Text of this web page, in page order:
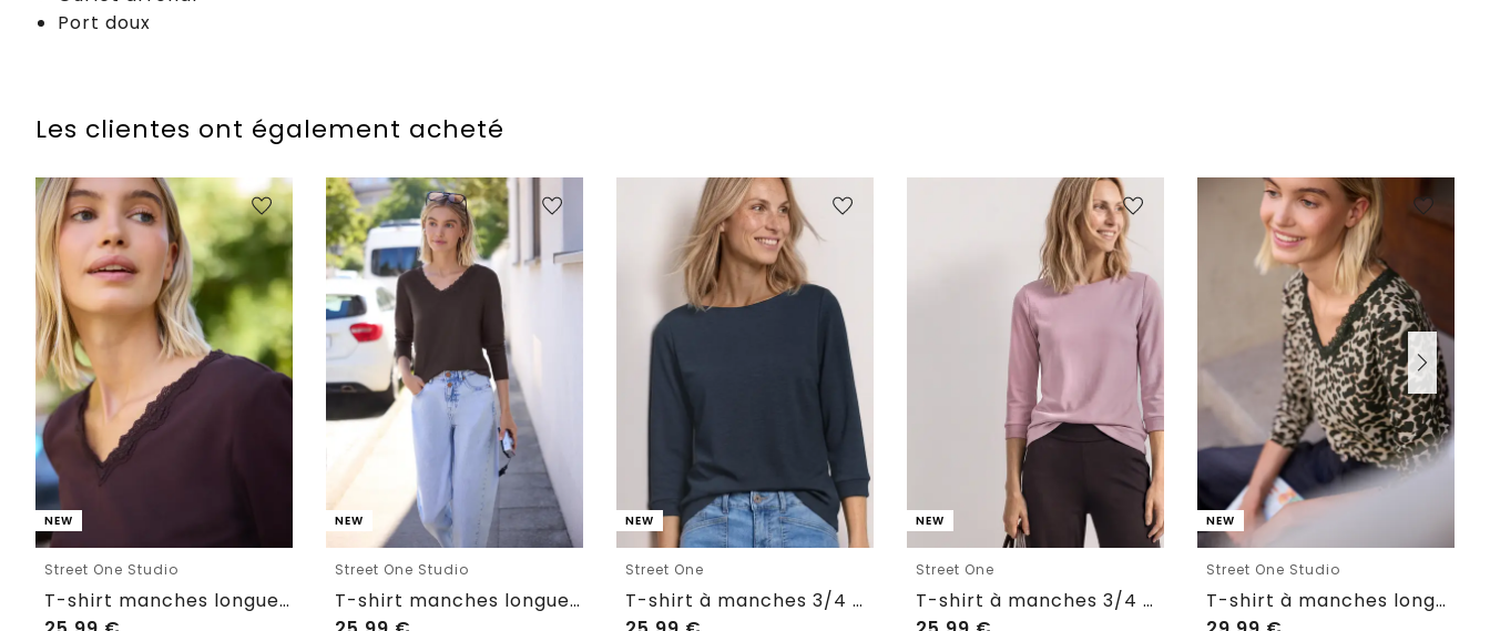
Port doux
Les clientes ont également acheté
NEW
Street One Studio
T-shirt manches longues à col en V avec détails en dentelle
NEW
Street One Studio
T-shirt manches longues à col en V avec détails en dentelle
NEW
Street One
T-shirt à manches 3/4 et col bateau
NEW
Street One
T-shirt à manches 3/4 et col bateau
NEW
Street One Studio
T-shirt à manches longues, col en V et dentelle